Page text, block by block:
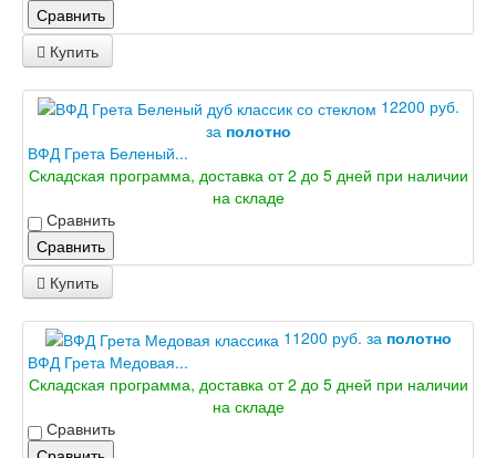
Сравнить
Купить
12200 руб.
за полотно
ВФД Грета Беленый...
Складская программа, доставка от 2 до 5 дней при наличии
на складе
Сравнить
Сравнить
Купить
11200 руб. за полотно
ВФД Грета Медовая...
Складская программа, доставка от 2 до 5 дней при наличии
на складе
Сравнить